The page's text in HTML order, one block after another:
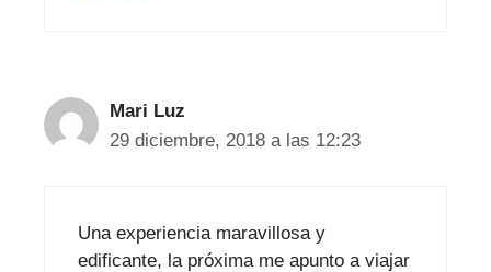
Mari Luz
29 diciembre, 2018 a las 12:23
Una experiencia maravillosa y
edificante, la próxima me apunto a viajar